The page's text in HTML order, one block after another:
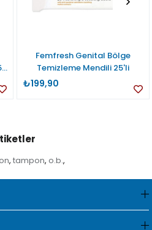
Femfresh Genital Bölge
Temizleme Mendili 25'li
₺199,90
, tampon, o.b.,